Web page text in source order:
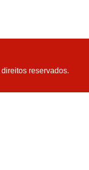
reservados.